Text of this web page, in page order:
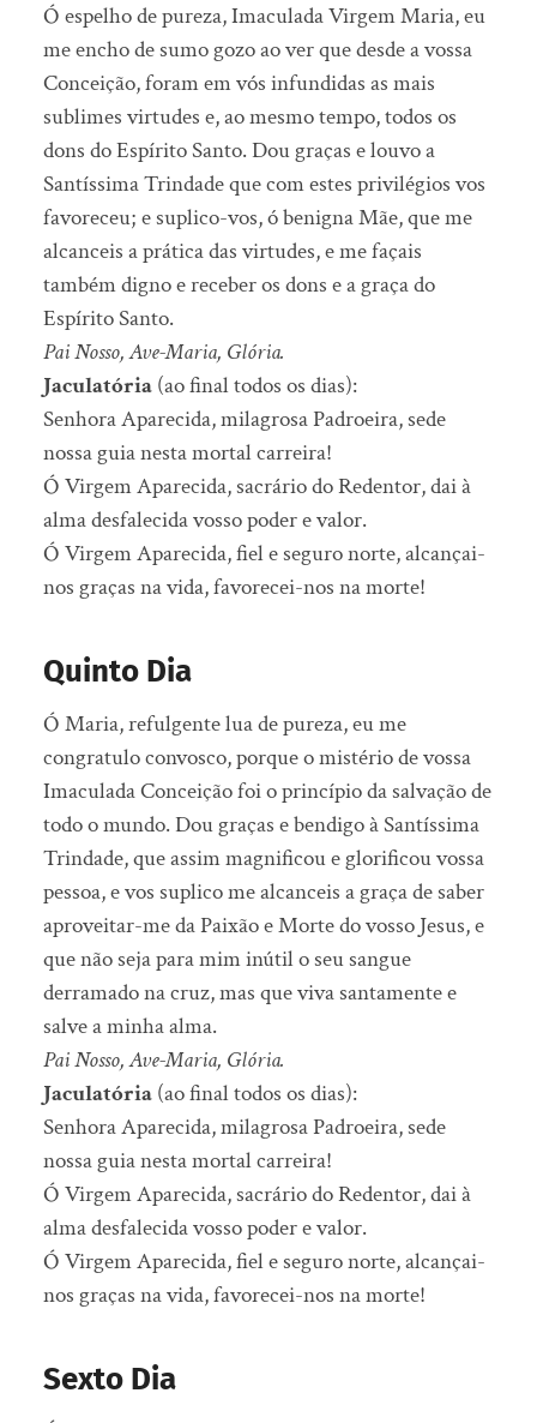
Ó espelho de pureza, Imaculada Virgem Maria, eu
me encho de sumo gozo ao ver que desde a vossa
Conceição, foram em vós infundidas as mais
sublimes virtudes e, ao mesmo tempo, todos os
dons do Espírito Santo. Dou graças e louvo a
Santíssima Trindade que com estes privilégios vos
favoreceu; e suplico-vos, ó benigna Mãe, que me
alcanceis a prática das virtudes, e me façais
também digno e receber os dons e a graça do
Espírito Santo.
Pai Nosso, Ave-Maria, Glória.
Jaculatória(ao final todos os dias):
Senhora Aparecida, milagrosa Padroeira, sede
nossa guia nesta mortal carreira!
Ó Virgem Aparecida, sacrário do Redentor, dai à
alma desfalecida vosso poder e valor.
Ó Virgem Aparecida, fiel e seguro norte, alcançai-
nos graças na vida, favorecei-nos na morte!
Quinto Dia
Ó Maria, refulgente lua de pureza, eu me
congratulo convosco, porque o mistério de vossa
Imaculada Conceição foi o princípio da salvação de
todo o mundo. Dou graças e bendigo à Santíssima
Trindade, que assim magnificou e glorificou vossa
pessoa, e vos suplico me alcanceis a graça de saber
aproveitar-me da Paixão e Morte do vosso Jesus, e
que não seja para mim inútil o seu sangue
derramado na cruz, mas que viva santamente e
salve a minha alma.
Pai Nosso, Ave-Maria, Glória.
Jaculatória(ao final todos os dias):
Senhora Aparecida, milagrosa Padroeira, sede
nossa guia nesta mortal carreira!
Ó Virgem Aparecida, sacrário do Redentor, dai à
alma desfalecida vosso poder e valor.
Ó Virgem Aparecida, fiel e seguro norte, alcançai-
nos graças na vida, favorecei-nos na morte!
Sexto Dia